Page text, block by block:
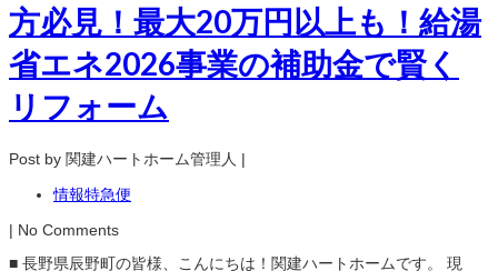
方必見！最大20万円以上も！給湯
省エネ2026事業の補助金で賢く
リフォーム
Post by 関建ハートホーム管理人 |
情報特急便
| No Comments
■ 長野県辰野町の皆様、こんにちは！関建ハートホームです。 現